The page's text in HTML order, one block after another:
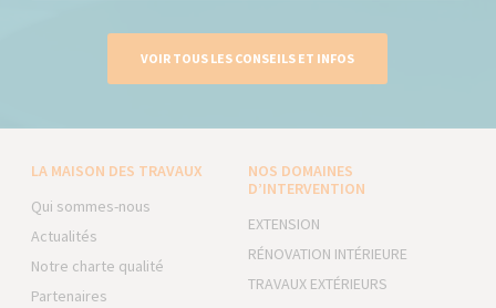
VOIR TOUS LES CONSEILS ET INFOS
LA MAISON DES TRAVAUX
Qui sommes-nous
Actualités
Notre charte qualité
Partenaires
NOS DOMAINES
D’INTERVENTION
EXTENSION
RÉNOVATION INTÉRIEURE
TRAVAUX EXTÉRIEURS